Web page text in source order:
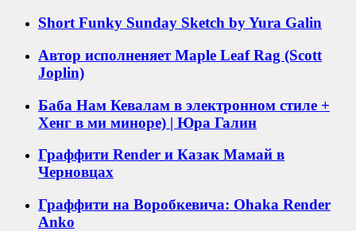
Short Funky Sunday Sketch by Yura Galin
Автор исполненяет Maple Leaf Rag (Scott
Joplin)
Баба Нам Кевалам в электронном стиле +
Хенг в ми миноре) | Юра Галин
Граффити Render и Казак Мамай в
Черновцах
Граффити на Воробкевича: Ohaka Render
Anko